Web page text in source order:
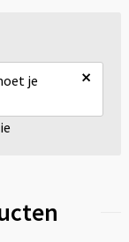
je
×